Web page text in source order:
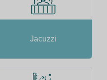
Jacuzzi